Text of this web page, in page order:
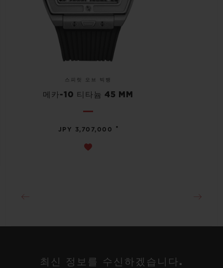
스피릿 오브 빅뱅
메카-10 티타늄 45 MM
JPY 3,707,000 •
최신 정보를 수신하겠습니다.